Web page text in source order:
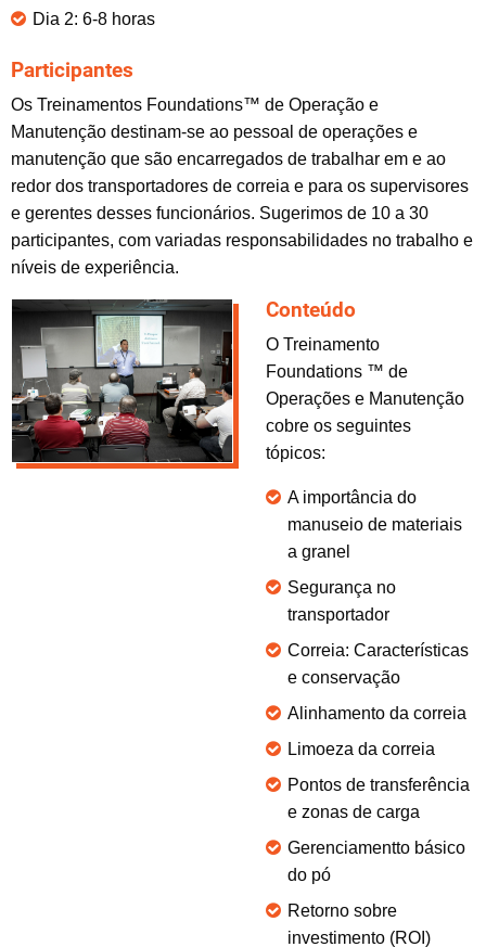
Dia 2: 6-8 horas
Participantes
Os Treinamentos Foundations™ de Operação e
Manutenção destinam-se ao pessoal de operações e
manutenção que são encarregados de trabalhar em e ao
redor dos transportadores de correia e para os supervisores
e gerentes desses funcionários. Sugerimos de 10 a 30
participantes, com variadas responsabilidades no trabalho e
níveis de experiência.
Conteúdo
O Treinamento
Foundations ™ de
Operações e Manutenção
cobre os seguintes
tópicos:
A importância do
manuseio de materiais
a granel
Segurança no
transportador
Correia: Características
e conservação
Alinhamento da correia
Limoeza da correia
Pontos de transferência
e zonas de carga
Gerenciamentto básico
do pó
Retorno sobre
investimento (ROI)